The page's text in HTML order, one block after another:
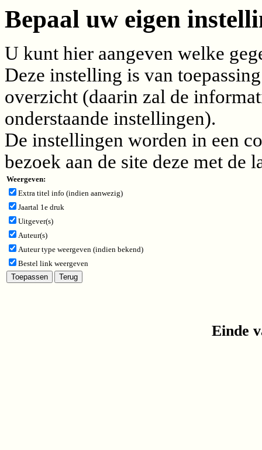
Bepaal uw eigen
U kunt hier aangeven welke
Deze instelling is van
overzicht (daarin zal de
onderstaande instellingen).
De instellingen worden in een
bezoek aan de site deze met de
Weergeven:
Extra titel info (indien aanwezig)
Jaartal 1e druk
Uitgever(s)
Auteur(s)
Auteur type weergeven (indien bekend)
Bestel link weergeven
Einde